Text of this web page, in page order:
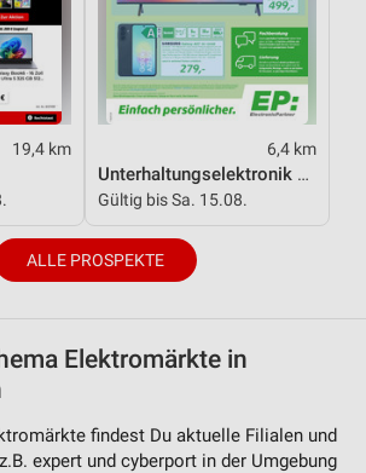
19,4 km 6,4 km
Unterhaltungselektronik 08/2026
Gültig bis Sa. 15.08.
ALLE PROSPEKTE
Elektromärkte in
findest Du aktuelle Filialen und
expert und cyberport in der Umgebung